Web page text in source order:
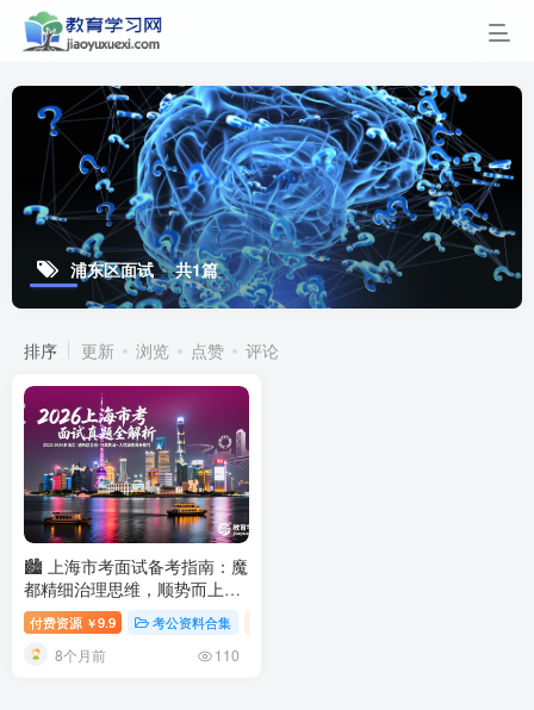
浦东区面试 共1篇
排序 更新 浏览 点赞 评论
🏙️ 上海市考面试备考指南：魔
都精细治理思维，顺势而上逐
梦国际大都市 2026上海市考面
试：真题解析与高分技巧
付费资源 ￥9.9 考公资料合集
8个月前 110